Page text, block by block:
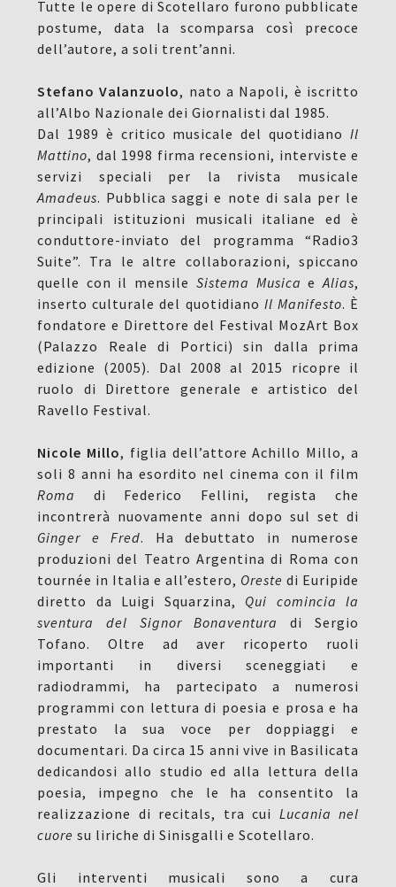
Tutte le opere di Scotellaro furono pubblicate
postume, data la scomparsa così precoce
dell’autore, a soli trent’anni.
Stefano Valanzuolo, nato a Napoli, è iscritto
all’Albo Nazionale dei Giornalisti dal 1985.
Dal 1989 è critico musicale del quotidiano Il
Mattino, dal 1998 firma recensioni, interviste e
servizi speciali per la rivista musicale
Amadeus. Pubblica saggi e note di sala per le
principali istituzioni musicali italiane ed è
conduttore-inviato del programma “Radio3
Suite”. Tra le altre collaborazioni, spiccano
quelle con il mensile Sistema Musica eAlias,
inserto culturale del quotidiano Il Manifesto. È
fondatore e Direttore del Festival MozArt Box
(Palazzo Reale di Portici) sin dalla prima
edizione (2005). Dal 2008 al 2015 ricopre il
ruolo di Direttore generale e artistico del
Ravello Festival.
Nicole Millo, figlia dell’attore Achillo Millo, a
soli 8 anni ha esordito nel cinema con il film
Roma di Federico Fellini, regista che
incontrerà nuovamente anni dopo sul set di
Ginger e Fred. Ha debuttato in numerose
produzioni del Teatro Argentina di Roma con
tournée in Italia e all’estero, Oreste di Euripide
diretto da Luigi Squarzina, Qui comincia la
sventura del Signor Bonaventura
di Sergio
Tofano. Oltre ad aver ricoperto ruoli
importanti in diversi sceneggiati e
radiodrammi, ha partecipato a numerosi
programmi con lettura di poesia e prosa e ha
prestato la sua voce per doppiaggi e
documentari. Da circa 15 anni vive in Basilicata
dedicandosi allo studio ed alla lettura della
poesia, impegno che le ha consentito la
realizzazione di recitals, tra cui Lucania nel
cuore su liriche di Sinisgalli e Scotellaro.
Gli interventi musicali sono a cura